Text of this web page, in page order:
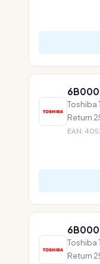
Toshiba
Return
EAN:
Toshiba
Return